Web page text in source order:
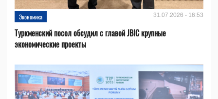
Экономика 31.07.2026 - 16:53
Туркменский посол обсудил с главой JBIC крупные
экономические проекты